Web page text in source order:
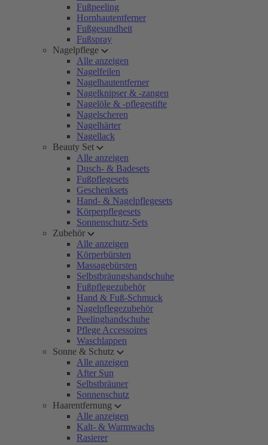
Fußpeeling
Hornhautentferner
Fußgesundheit
Fußspray
Nagelpflege
Alle anzeigen
Nagelfeilen
Nagelhautentferner
Nagelknipser & -zangen
Nagelöle & -pflegestifte
Nagelscheren
Nagelhärter
Nagellack
Beauty Set
Alle anzeigen
Dusch- & Badesets
Fußpflegesets
Geschenksets
Hand- & Nagelpflegesets
Körperpflegesets
Sonnenschutz-Sets
Zubehör
Alle anzeigen
Körperbürsten
Massagebürsten
Selbstbräungshandschuhe
Fußpflegezubehör
Hand & Fuß-Schmuck
Nagelpflegezubehör
Peelinghandschuhe
Pflege Accessoires
Waschlappen
Sonne & Schutz
Alle anzeigen
After Sun
Selbstbräuner
Sonnenschutz
Haarentfernung
Alle anzeigen
Kalt- & Warmwachs
Rasierer